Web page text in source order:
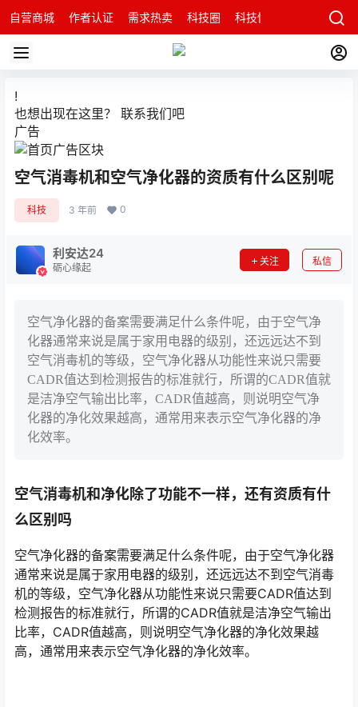
自营商城 作者认证 需求热卖 科技圈 科技快讯 智能科技问
!
也想出现在这里？ 联系我们吧
广告
空气消毒机和空气净化器的资质有什么区别呢
科技 3 年前 0
利安达24
砺心缘起
关注 私信
空气净化器的备案需要满足什么条件呢，由于空气净
化器通常来说是属于家用电器的级别，还远远达不到
空气消毒机的等级，空气净化器从功能性来说只需要
CADR值达到检测报告的标准就行，所谓的CADR值就
是洁净空气输出比率，CADR值越高，则说明空气净
化器的净化效果越高，通常用来表示空气净化器的净
化效率。
空气消毒机和净化除了功能不一样，还有资质有什
么区别吗
空气净化器的备案需要满足什么条件呢，由于空气净化器
通常来说是属于家用电器的级别，还远远达不到空气消毒
机的等级，空气净化器从功能性来说只需要CADR值达到
检测报告的标准就行，所谓的CADR值就是洁净空气输出
比率，CADR值越高，则说明空气净化器的净化效果越
高，通常用来表示空气净化器的净化效率。